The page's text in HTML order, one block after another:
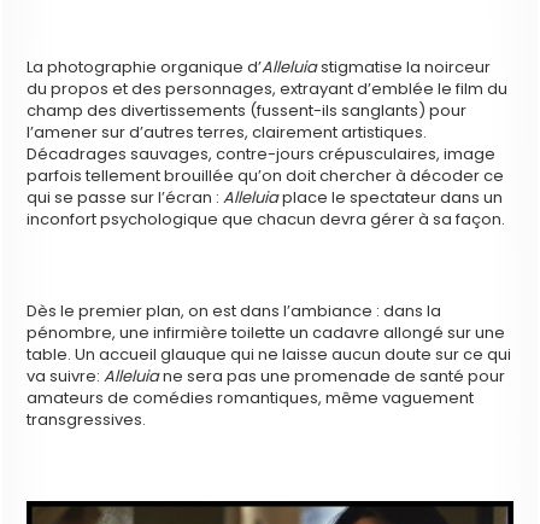
La photographie organique d’Alleluiastigmatise la noirceur
du propos et des personnages, extrayant d’emblée le film du
champ des divertissements (fussent-ils sanglants) pour
l’amener sur d’autres terres, clairement artistiques.
Décadrages sauvages, contre-jours crépusculaires, image
parfois tellement brouillée qu’on doit chercher à décoder ce
qui se passe sur l’écran :Alleluiaplace le spectateur dans un
inconfort psychologique que chacun devra gérer à sa façon.
Dès le premier plan, on est dans l’ambiance : dans la
pénombre, une infirmière toilette un cadavre allongé sur une
table. Un accueil glauque qui ne laisse aucun doute sur ce qui
va suivre:Alleluiane sera pas une promenade de santé pour
amateurs de comédies romantiques, même vaguement
transgressives.